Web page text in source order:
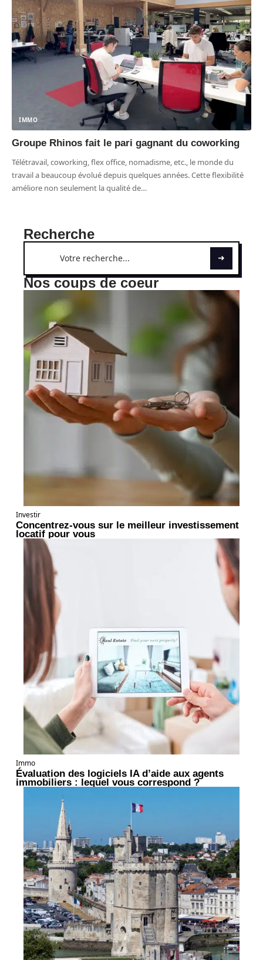
IMMO
Groupe Rhinos fait le pari gagnant du coworking
Télétravail, coworking, flex office, nomadisme, etc., le monde du
travail a beaucoup évolué depuis quelques années. Cette flexibilité
améliore non seulement la qualité de…
Recherche
Nos coups de coeur
Investir
Concentrez-vous sur le meilleur investissement
locatif pour vous
Immo
Évaluation des logiciels IA d’aide aux agents
immobiliers : lequel vous correspond ?